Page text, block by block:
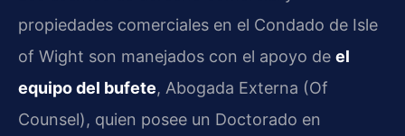
propiedades comerciales en el Condado de Isle
of Wight son manejados con el apoyo de el
equipo del bufete, Abogada Externa (Of
Counsel), quien posee un Doctorado en